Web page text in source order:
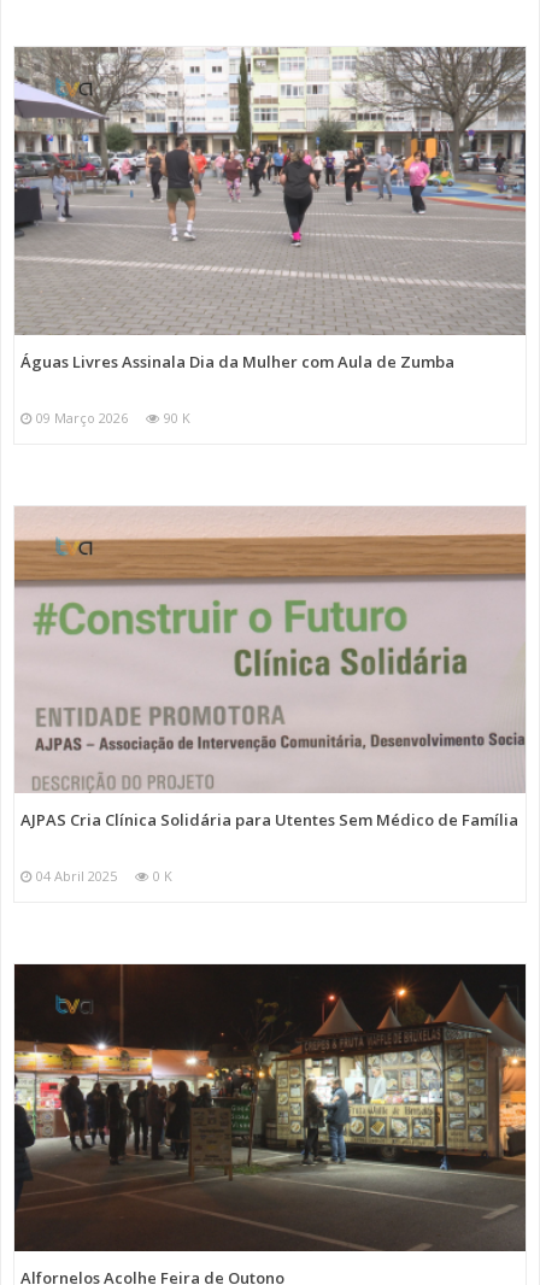
Águas Livres Assinala Dia da Mulher com Aula de Zumba
09 Março 2026 90 K
AJPAS Cria Clínica Solidária para Utentes Sem Médico de Família
04 Abril 2025 0 K
Alfornelos Acolhe Feira de Outono